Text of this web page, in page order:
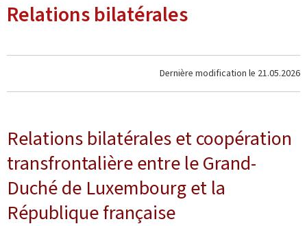
Relations bilatérales
Dernière modification le 21.05.2026
Relations bilatérales et coopération
transfrontalière entre le Grand-
Duché de Luxembourg et la
République française